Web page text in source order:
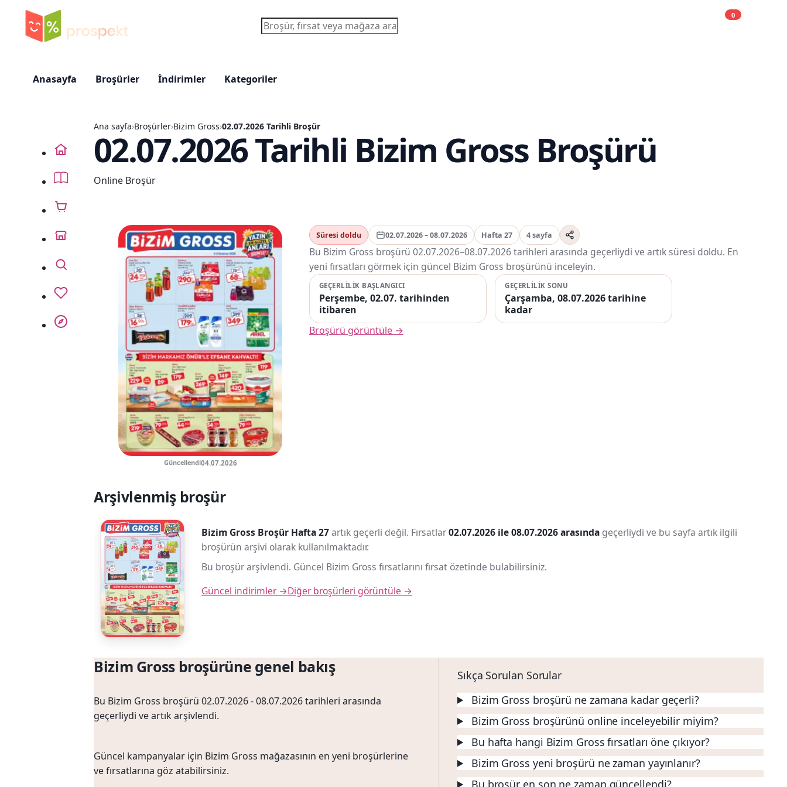
Ara
0
Anasayfa Broşürler İndirimler Kategoriler
Ana sayfa
Broşürler
İndirimler
Mağazalar
Ara
page lieblingsprospekte
page kompass
Ana sayfa›Broşürler›Bizim Gross›02.07.2026 Tarihli Broşür
02.07.2026 Tarihli Bizim Gross Broşürü
Online Broşür
Güncellendi04.07.2026
Süresi doldu 02.07.2026 – 08.07.2026 Hafta 27 4 sayfa
Bu Bizim Gross broşürü 02.07.2026–08.07.2026 tarihleri arasında geçerliydi ve artık süresi doldu. En
yeni fırsatları görmek için güncel Bizim Gross broşürünü inceleyin.
GEÇERLILIK BAŞLANGICI
Perşembe, 02.07. tarihinden
itibaren
GEÇERLILIK SONU
Çarşamba, 08.07.2026 tarihine
kadar
Broşürü görüntüle →
Arşivlenmiş broşür
Bizim Gross Broşür Hafta 27artık geçerli değil. Fırsatlar02.07.2026 ile 08.07.2026 arasında geçerliydi ve bu sayfa artık ilgili
broşürün arşivi olarak kullanılmaktadır.
Bu broşür arşivlendi. Güncel Bizim Gross fırsatlarını fırsat özetinde bulabilirsiniz.
Güncel indirimler →Diğer broşürleri görüntüle →
Bizim Gross broşürüne genel bakış
Bu Bizim Gross broşürü 02.07.2026 - 08.07.2026 tarihleri arasında
geçerliydi ve artık arşivlendi.
Güncel kampanyalar için Bizim Gross mağazasının en yeni broşürlerine
ve fırsatlarına göz atabilirsiniz.
Sıkça Sorulan Sorular
Bizim Gross broşürü ne zamana kadar geçerli?
Bizim Gross broşürünü online inceleyebilir miyim?
Bu hafta hangi Bizim Gross fırsatları öne çıkıyor?
Bizim Gross yeni broşürü ne zaman yayınlanır?
Bu broşür en son ne zaman güncellendi?